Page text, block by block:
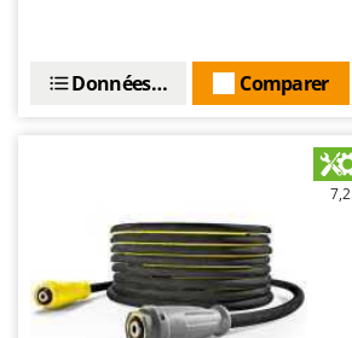
Comparer
Données techniques
7,2